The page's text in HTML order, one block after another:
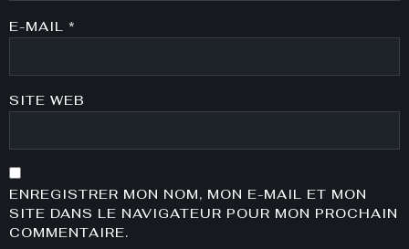
E-MAIL *
SITE WEB
ENREGISTRER MON NOM, MON E-MAIL ET MON
SITE DANS LE NAVIGATEUR POUR MON PROCHAIN
COMMENTAIRE.